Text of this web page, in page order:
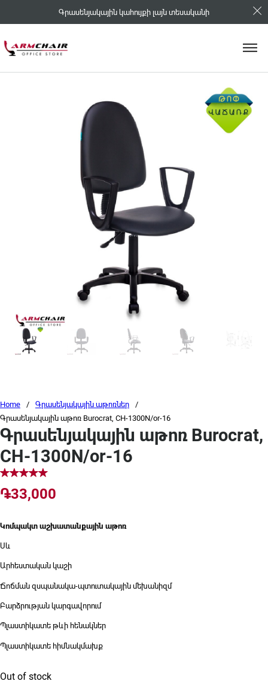
Գրասենյակային կահույքի լայն տեսականի
Home / Գրասենյակային աթոռներ
/
Գրասենյակային աթոռ Burocrat, CH-1300N/or-16
Գրասենյակային աթոռ Burocrat,
CH-1300N/or-16
֏33,000
Կոմպակտ աշխատանքային աթոռ
Սև
Արհեստական կաշի
Ճոճման զսպանակա-պտուտակային մեխանիզմ
Բարձրության կարգավորում
Պլաստիկատե թևի հենակներ
Պլաստիկատե հիմնակմախք
Out of stock